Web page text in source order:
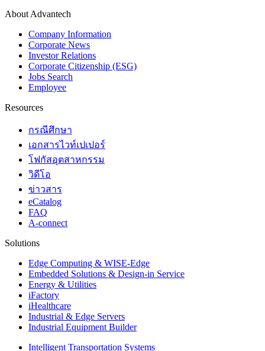
About Advantech
Company Information
Corporate News
Investor Relations
Corporate Citizenship (ESG)
Jobs Search
Employee
Resources
กรณีศึกษา
เอกสารไวท์เปเปอร์
โฟกัสอุตสาหกรรม
วิดีโอ
ข่าวสาร
eCatalog
FAQ
A-connect
Solutions
Edge Computing & WISE-Edge
Embedded Solutions & Design-in Service
Energy & Utilities
iFactory
iHealthcare
Industrial & Edge Servers
Industrial Equipment Builder
Intelligent Transportation Systems